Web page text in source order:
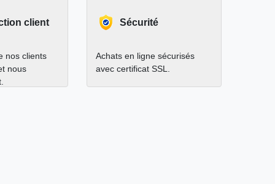
client
nos clients
nous
Sécurité
Achats en ligne sécurisés
avec certificat SSL.